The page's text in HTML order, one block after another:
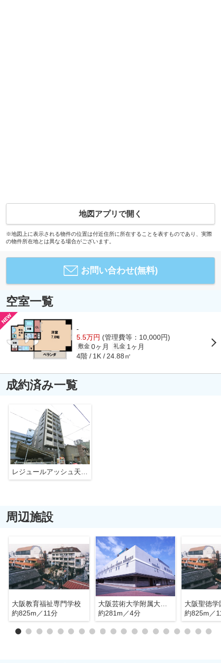
地図アプリで開く
※地図上に表示される物件の位置は付近住所に所在することを表すものであり、実際
の物件所在地とは異なる場合がございます。
お問い合わせ(無料)
空室一覧
-
5.5万円 (管理費等：10,000円)
敷金 0ヶ月 礼金 1ヶ月
4階 1K 24.88㎡
成約済み一覧
周辺施設
大阪教育福祉専門学校
約825m／11分
大阪芸術大学附属大阪美術専門学校
約281m／4分
約825m／